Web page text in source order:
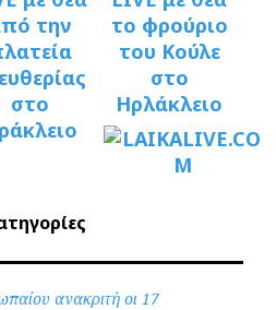
ανακριτή οι 17